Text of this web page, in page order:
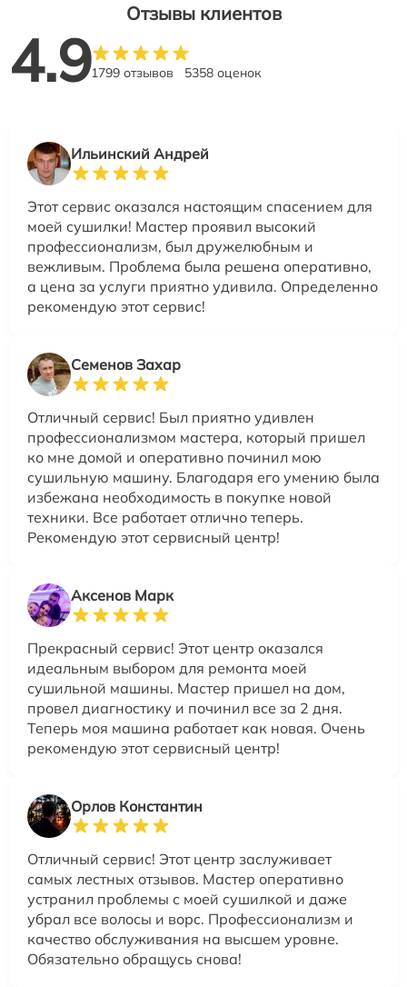
Отзывы клиентов
4.91799 отзывов 5358 оценок
Ильинский Андрей
Этот сервис оказался настоящим спасением для
моей сушилки! Мастер проявил высокий
профессионализм, был дружелюбным и
вежливым. Проблема была решена оперативно,
а цена за услуги приятно удивила. Определенно
рекомендую этот сервис!
Семенов Захар
Отличный сервис! Был приятно удивлен
профессионализмом мастера, который пришел
ко мне домой и оперативно починил мою
сушильную машину. Благодаря его умению была
избежана необходимость в покупке новой
техники. Все работает отлично теперь.
Рекомендую этот сервисный центр!
Аксенов Марк
Прекрасный сервис! Этот центр оказался
идеальным выбором для ремонта моей
сушильной машины. Мастер пришел на дом,
провел диагностику и починил все за 2 дня.
Теперь моя машина работает как новая. Очень
рекомендую этот сервисный центр!
Орлов Константин
Отличный сервис! Этот центр заслуживает
самых лестных отзывов. Мастер оперативно
устранил проблемы с моей сушилкой и даже
убрал все волосы и ворс. Профессионализм и
качество обслуживания на высшем уровне.
Обязательно обращусь снова!